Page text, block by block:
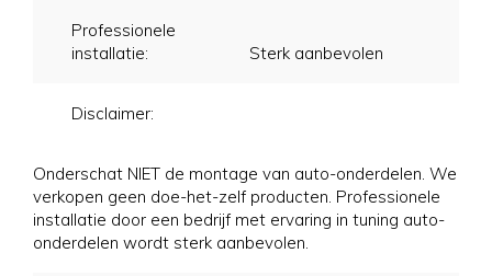
Professionele
installatie:
Sterk aanbevolen
Disclaimer:
Onderschat NIET de montage van auto-onderdelen. We
verkopen geen doe-het-zelf producten. Professionele
installatie door een bedrijf met ervaring in tuning auto-
onderdelen wordt sterk aanbevolen.